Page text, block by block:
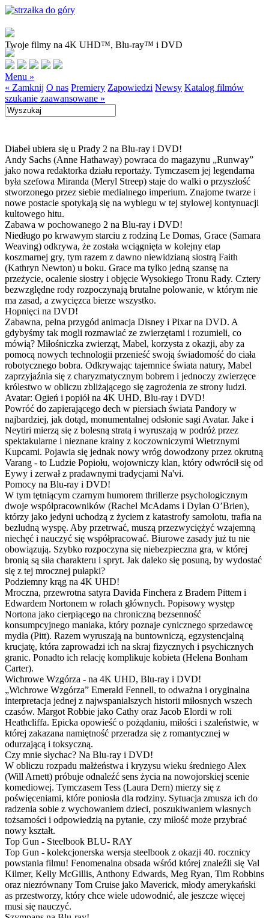
Twoje filmy na 4K UHD™, Blu-ray™ i DVD
Menu »
« Zamknij O nas Premiery Zapowiedzi Newsy Katalog filmów
szukanie zaawansowane »
Diabeł ubiera się u Prady 2 na Blu-ray i DVD!
Andy Sachs (Anne Hathaway) powraca do magazynu „Runway”
jako nowa redaktorka działu reportaży. Tymczasem jej legendarna
była szefowa Miranda (Meryl Streep) staje do walki o przyszłość
stworzonego przez siebie medialnego imperium. Znajome twarze i
nowe postacie spotykają się na wybiegu w tej stylowej kontynuacji
kultowego hitu.
Zabawa w pochowanego 2 na Blu-ray i DVD!
Niedługo po krwawym starciu z rodziną Le Domas, Grace (Samara
Weaving) odkrywa, że została wciągnięta w kolejny etap
koszmarnej gry, tym razem z dawno niewidzianą siostrą Faith
(Kathryn Newton) u boku. Grace ma tylko jedną szansę na
przeżycie, ocalenie siostry i objęcie Wysokiego Tronu Rady. Cztery
bezwzględne rody rozpoczynają brutalne polowanie, w którym nie
ma zasad, a zwycięzca bierze wszystko.
Hopnięci na DVD!
Zabawna, pełna przygód animacja Disney i Pixar na DVD. A
gdybyśmy tak mogli rozmawiać ze zwierzętami i rozumieli, co
mówią? Miłośniczka zwierząt, Mabel, korzysta z okazji, aby za
pomocą nowych technologii przenieść swoją świadomość do ciała
robotycznego bobra. Odkrywając tajemnice świata natury, Mabel
zaprzyjaźnia się z charyzmatycznym bobrem i jednoczy zwierzęce
królestwo w obliczu zbliżającego się zagrożenia ze strony ludzi.
Avatar: Ogień i popiół na 4K UHD, Blu-ray i DVD!
Powróć do zapierającego dech w piersiach świata Pandory w
najbardziej, jak dotąd, monumentalnej odsłonie sagi Avatar. Jake i
Neytiri mierzą się z bolesną stratą i wyruszają w podróż przez
spektakularne i nieznane krainy z koczowniczymi Wietrznymi
Kupcami. Pojawia się jednak nowy wróg dowodzony przez okrutną
Varang - to Ludzie Popiołu, wojowniczy klan, który odwrócił się od
Eywy i zerwał z pradawnymi tradycjami Na'vi.
Pomocy na Blu-ray i DVD!
W tym tętniącym czarnym humorem thrillerze psychologicznym
dwoje współpracowników (Rachel McAdams i Dylan O’Brien),
którzy jako jedyni uchodzą z życiem z katastrofy samolotu, trafia na
bezludną wyspę. Aby przetrwać, muszą przezwyciężyć wzajemną
niechęć i nauczyć się współpracować. Biurowe zasady już tu nie
obowiązują. Szybko rozpoczyna się niebezpieczna gra, w której
bronią są siła charakteru i spryt. Jak daleko się posuną, by wydostać
się z tej mrocznej pułapki?
Podziemny krąg na 4K UHD!
Mroczna, przewrotna satyra Davida Finchera z Bradem Pittem i
Edwardem Nortonem w rolach głównych. Popisowy występ
Nortona jako cierpiącego na chroniczną bezsenność
konsumpcyjnego maniaka, który poznaje cynicznego sprzedawcę
mydła (Pitt). Razem wyruszają na buntowniczą, egzystencjalną
krucjatę, która zaprowadzi ich na skraj fizycznych i psychicznych
granic. Ponadto ich relację komplikuje kobieta (Helena Bonham
Carter).
Wichrowe Wzgórza - na 4K UHD, Blu-ray i DVD!
„Wichrowe Wzgórza” Emerald Fennell, to odważna i oryginalna
interpretacja jednej z najwspanialszych historii miłosnych wszech
czasów. Margot Robbie jako Cathy oraz Jacob Elordi w roli
Heathcliffa. Epicka opowieść o pożądaniu, miłości i szaleństwie, w
której zakazana namiętność przeradza się z romantycznej w
odurzającą i toksyczną.
Czy mnie słychac? Na Blu-ray i DVD!
W obliczu rozpadu małżeństwa i kryzysu wieku średniego Alex
(Will Arnett) próbuje odnaleźć sens życia na nowojorskiej scenie
komediowej. Tymczasem Tess (Laura Dern) mierzy się z
poświęceniami, które poniosła dla rodziny. Sytuacja zmusza ich do
radzenia sobie z wychowaniem dzieci, poszukiwaniem własnych
tożsamości i odpowiedzią na pytanie, czy miłość może przybrać
nowy kształt.
Top Gun - Steelbook BLU- RAY
Top Gun - kolekcjonerska wersja steelbook z okazji 40. rocznicy
powstania filmu! Fenomenalna obsada wśród której znaleźli się Val
Kilmer, Kelly McGillis, Anthony Edwards, Meg Ryan, Tim Robbins
oraz niezrównany Tom Cruise jako Maverick, młody amerykański
as przestworzy, który chce wiele udowodnić, ale jeszcze więcej
musi się nauczyć.